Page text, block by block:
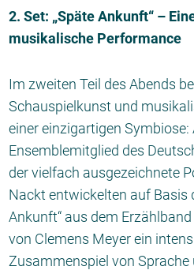
2. Set: „Späte Ankunft“ –
musikalische Performance
Im zweiten Teil des Abends
Schauspielkunst und
einer einzigartigen Symbiose:
Ensemblemitglied des
der vielfach ausgezeichnete
Nackt entwickelten auf Basis
Ankunft“ aus dem Erzählband
von Clemens Meyer ein
Zusammenspiel von Sprache